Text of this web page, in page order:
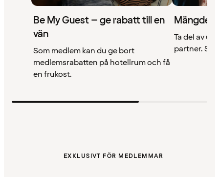
Be My Guest – ge rabatt till en
vän
Som medlem kan du ge bort
medlemsrabatten på hotellrum och få
en frukost.
Mängder
Ta del av
partner. Se
EXKLUSIVT FÖR MEDLEMMAR